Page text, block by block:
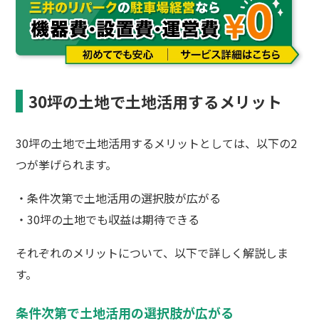
30坪の土地で土地活用するメリット
30坪の土地で土地活用するメリットとしては、以下の2
つが挙げられます。
・条件次第で土地活用の選択肢が広がる
・30坪の土地でも収益は期待できる
それぞれのメリットについて、以下で詳しく解説しま
す。
条件次第で土地活用の選択肢が広がる